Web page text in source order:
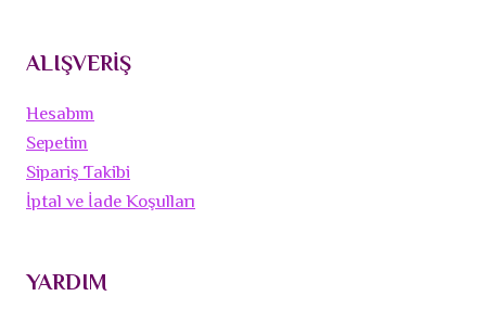
ALIŞVERİŞ
Hesabım
Sepetim
Sipariş Takibi
İptal ve İade Koşulları
YARDIM